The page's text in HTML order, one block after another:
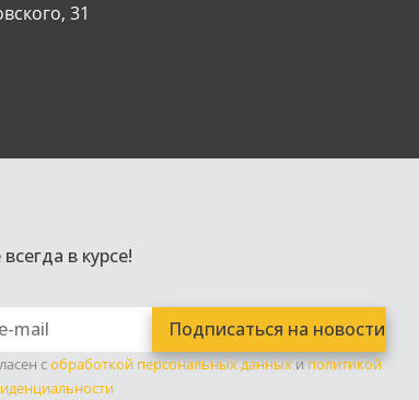
31
в курсе!
собработкой персональных данныхиполитикой